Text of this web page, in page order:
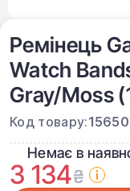
Ремінець
Watch
Gray/Moss
Код товару:
Немає в
3 134₴